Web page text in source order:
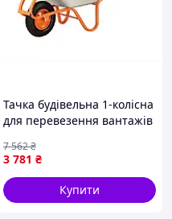
Тачка будівельна 1-колісна
для перевезення вантажів
рама помаранчева
3 781 ₴
7 562₴
Купити